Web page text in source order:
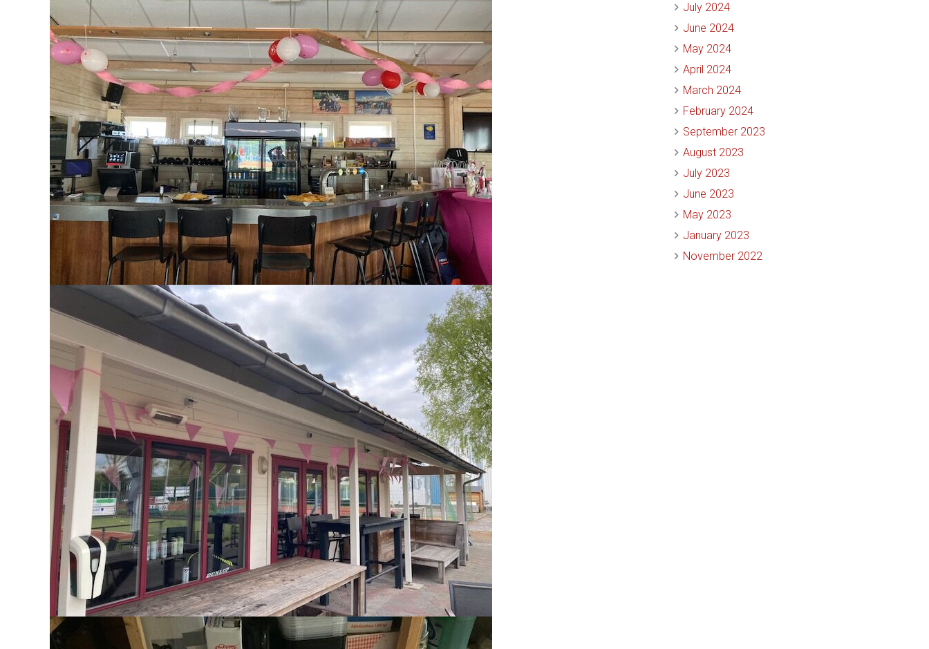
July 2024
June 2024
May 2024
April 2024
March 2024
February 2024
September 2023
August 2023
July 2023
June 2023
May 2023
January 2023
November 2022